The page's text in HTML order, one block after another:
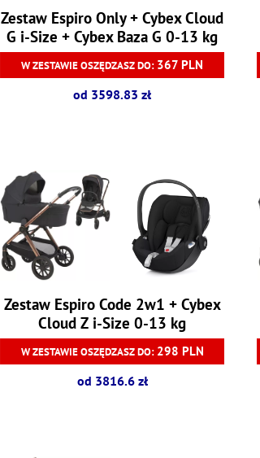
Zestaw Espiro Only + Cybex Cloud
G i-Size + Cybex Baza G 0-13 kg
W ZESTAWIE OSZĘDZASZ DO: 367 PLN
od 3598.83 zł
Zestaw Espiro Code 2w1 + Cybex
Cloud Z i-Size 0-13 kg
W ZESTAWIE OSZĘDZASZ DO: 298 PLN
od 3816.6 zł